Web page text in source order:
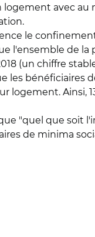
avec au
le
l'ensemble de la
(un chiffre
les bénéficiaires
logement. Ainsi,
"quel que soit
de minima